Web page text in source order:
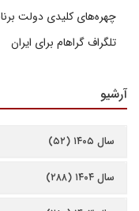
چهره‌های کلیدی دولت
تلگراف گراهام برای ایران
آرشیو
سال ۱۴۰۵ (۵۲)
سال ۱۴۰۴ (۲۸۸)